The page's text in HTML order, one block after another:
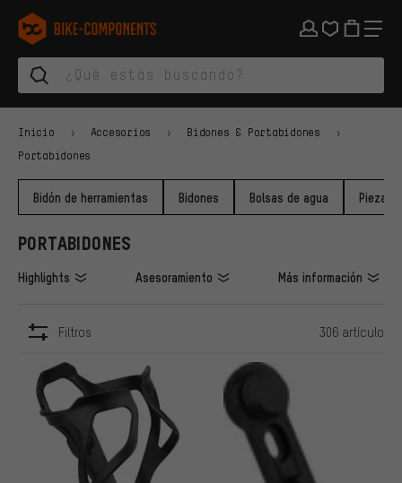
Saltar a la navegación principal
Saltar a la navegación de categorías
Saltar al contenido
Saltar a marcas y al boletín
Saltar al pie de página
bike-components.de Página de inicio
Inicio Accesorios Bidones & Portabidones
Portabidones
Bidón de herramientas Bidones Bolsas de agua Piezas
PORTABIDONES
Highlights Asesoramiento Más información
Filtros 306 artículo
ARTÍCULOS